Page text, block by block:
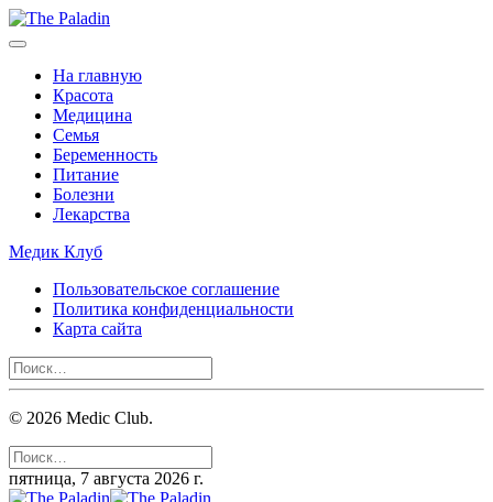
На главную
Красота
Медицина
Семья
Беременность
Питание
Болезни
Лекарства
Медик Клуб
Пользовательское соглашение
Политика конфиденциальности
Карта сайта
© 2026 Medic Club.
пятница, 7 августа 2026 г.